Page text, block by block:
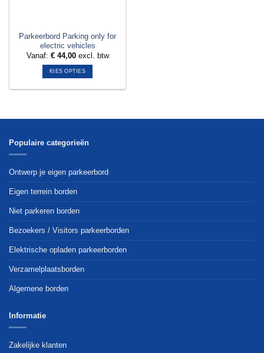
Parkeerbord Parking only for
electric vehicles
Vanaf: €44,00excl. btw
KIES OPTIES
meerdere
Deze
gekozen
worden
de
Populaire categorieën
Ontwerp je eigen parkeerbord
Eigen terrein borden
Niet parkeren borden
Bezoekers / Visitors parkeerborden
Elektrische opladen parkeerborden
Verzamelplaatsborden
Algemene borden
Informatie
Zakelijke klanten